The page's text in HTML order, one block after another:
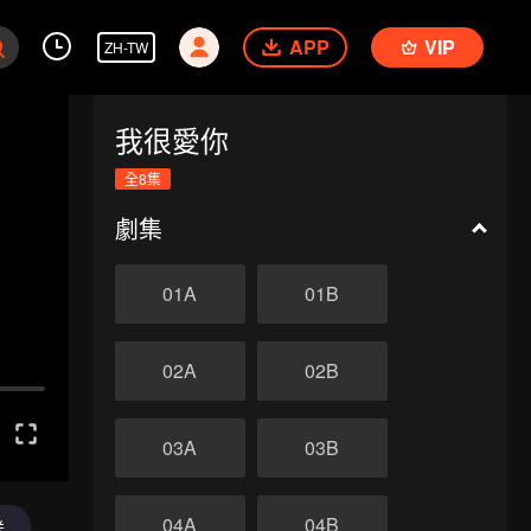
ZH-TW APP VIP
我很愛你
全8集
劇集
01A 01B
02A 02B
03A 03B
04A 04B